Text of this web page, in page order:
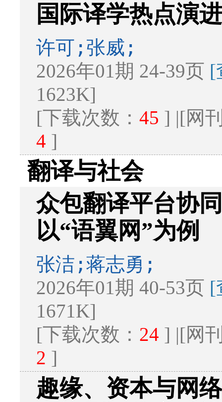
国际译学热点演
许可;张威;
2026年01期 24-39页 [
1623K]
[下载次数： 45 ] |[网
4 ]
翻译与社会
众包翻译平台协
以“语翼网”为例
张洁;蒋志勇;
2026年01期 40-53页 [
1671K]
[下载次数： 24 ] |[网
2 ]
趣缘、资本与网